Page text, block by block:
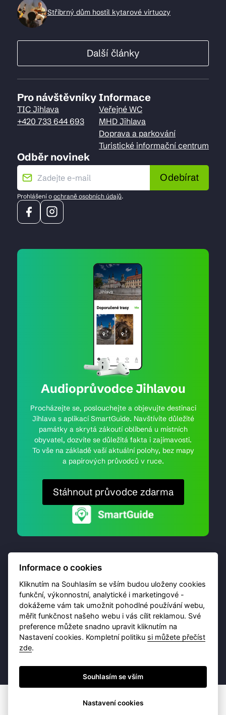
Stříbrný dům hostil kytarové virtuozy
Další články
Pro návštěvníky
TIC Jihlava
+420 733 644 693
Informace
Veřejné WC
MHD Jihlava
Doprava a parkování
Turistické informační centrum
Odběr novinek
Odebírat
Prohlášení o ochraně osobních údajů.
Audioprůvodce Jihlavou
Procházejte se, poslouchejte a objevujte destinaci
Jihlava s aplikací SmartGuide. Navštívíte důležité
památky a skrytá zákoutí oblíbená u místních
obyvatel, dozvíte se důležitá fakta i zajímavosti.
To vše na základě vaší aktuální polohy, bez mapy
a papírových průvodců v ruce.
Stáhnout průvodce zdarma
© 2026 Destinační portál provozujeBrána Jihlavy,
příspěvková organizace. Všechna práva vyhrazena.
Ochrana osobních údajů
Informace o cookies
Kliknutím na Souhlasím se vším budou uloženy cookies
funkční, výkonnostní, analytické i marketingové -
dokážeme vám tak umožnit pohodlné používání webu,
měřit funkčnost našeho webu i vás cílit reklamou. Své
preference můžete snadno upravit kliknutím na
Nastavení cookies. Kompletní politiku si můžete přečíst
zde.
Souhlasím se vším
Nastavení cookies